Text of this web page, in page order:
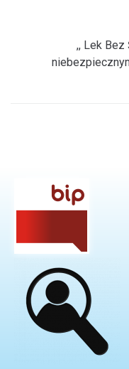
,, Lek Bez